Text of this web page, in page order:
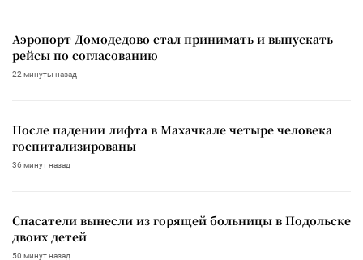
Аэропорт Домодедово стал принимать и выпускать
рейсы по согласованию
22 минуты назад
После падении лифта в Махачкале четыре человека
госпитализированы
36 минут назад
Спасатели вынесли из горящей больницы в Подольске
двоих детей
50 минут назад